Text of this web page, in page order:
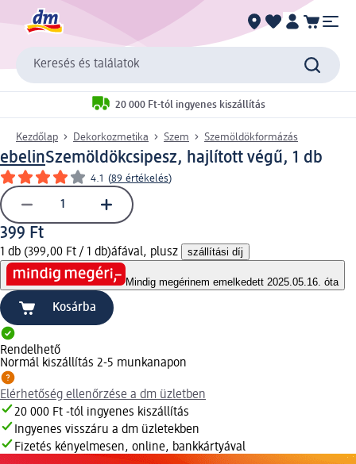
Keresés és találatok
20 000 Ft-tól ingyenes kiszállítás
Kezdőlap Dekorkozmetika Szem Szemöldökformázás
ebelinSzemöldökcsipesz, hajlított végű, 1 db
4.1 (89 értékelés)
399 Ft
1 db (399,00 Ft / 1 db)áfával, plusz szállítási díj
Mindig megérinem emelkedett 2025.05.16. óta
Kosárba
Rendelhető
Normál kiszállítás 2-5 munkanapon
Elérhetőség ellenőrzése a dm üzletben
20 000 Ft -tól ingyenes kiszállítás
Ingyenes visszáru a dm üzletekben
Fizetés kényelmesen, online, bankkártyával